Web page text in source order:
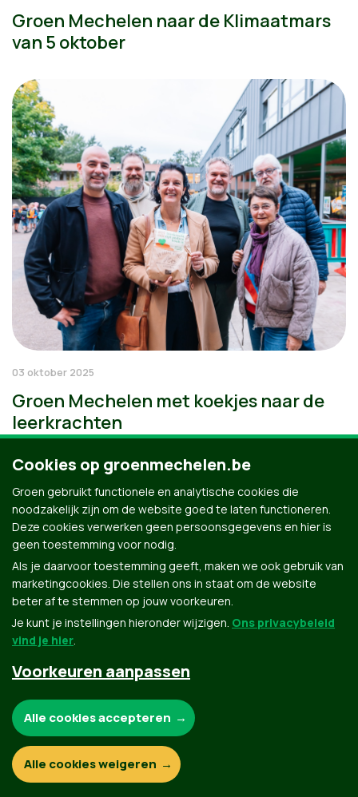
Groen Mechelen naar de Klimaatmars
van 5 oktober
03 oktober 2025
Groen Mechelen met koekjes naar de
leerkrachten
Groen.be
© Copyright Groen 2026 | Gemaakt met NationBuilder
Contact Privacybeleid
Cookies op groenmechelen.be
Groen gebruikt functionele en analytische cookies die
noodzakelijk zijn om de website goed te laten functioneren.
Deze cookies verwerken geen persoonsgegevens en hier is
geen toestemming voor nodig.
Als je daarvoor toestemming geeft, maken we ook gebruik van
marketingcookies. Die stellen ons in staat om de website
beter af te stemmen op jouw voorkeuren.
Je kunt je instellingen hieronder wijzigen. Ons privacybeleid
vind je hier.
Voorkeuren aanpassen
Functionele en analytische cookies:
Alle cookies accepteren
Alle cookies weigeren